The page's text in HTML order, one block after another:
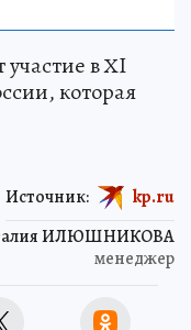
в ХI
которая
ИЛЮШНИКОВА
менеджер
Источник: kp.ru